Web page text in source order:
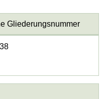
Gliederungsnummer